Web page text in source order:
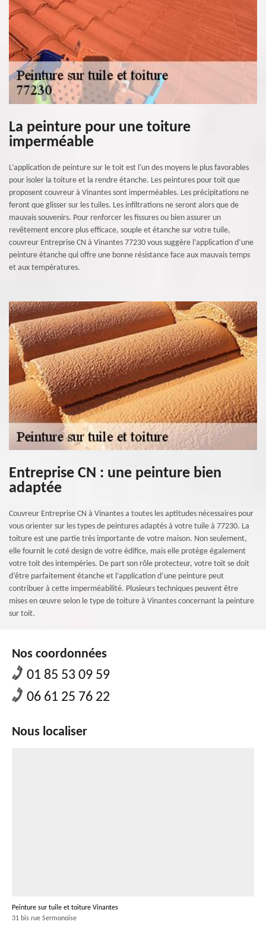
La peinture pour une toiture
imperméable
L’application de peinture sur le toit est l'un des moyens le plus favorables
pour isoler la toiture et la rendre étanche. Les peintures pour toit que
proposent couvreur à Vinantes sont imperméables. Les précipitations ne
feront que glisser sur les tuiles. Les infiltrations ne seront alors que de
mauvais souvenirs. Pour renforcer les fissures ou bien assurer un
revêtement encore plus efficace, souple et étanche sur votre tuile,
couvreur Entreprise CN à Vinantes 77230 vous suggère l’application d’une
peinture étanche qui offre une bonne résistance face aux mauvais temps
et aux températures.
Entreprise CN : une peinture bien
adaptée
Couvreur Entreprise CN à Vinantes a toutes les aptitudes nécessaires pour
vous orienter sur les types de peintures adaptés à votre tuile à 77230. La
toiture est une partie très importante de votre maison. Non seulement,
elle fournit le coté design de votre édifice, mais elle protège également
votre toit des intempéries. De part son rôle protecteur, votre toit se doit
d’être parfaitement étanche et l’application d’une peinture peut
contribuer à cette imperméabilité. Plusieurs techniques peuvent être
mises en œuvre selon le type de toiture à Vinantes concernant la peinture
sur toit.
Nos coordonnées
01 85 53 09 59
06 61 25 76 22
Nous localiser
Peinture sur tuile et toiture Vinantes
31 bis rue Sermonoise